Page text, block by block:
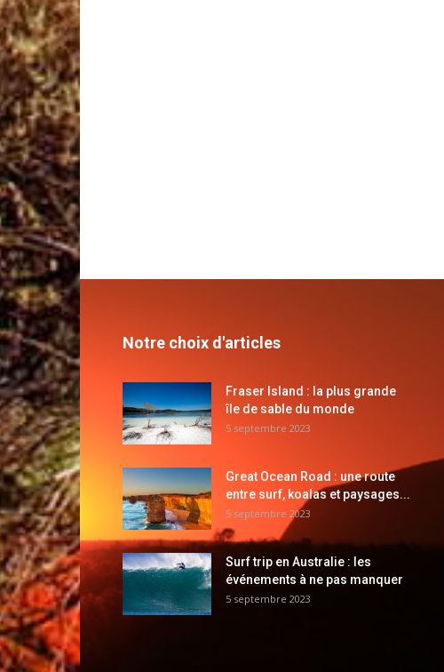
Notre choix d'articles
Fraser Island : la plus grande
île de sable du monde
5 septembre 2023
Great Ocean Road : une route
entre surf, koalas et paysages...
5 septembre 2023
Surf trip en Australie : les
événements à ne pas manquer
5 septembre 2023